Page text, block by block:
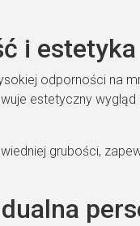
i
odporności na
estetyczny
grubości,